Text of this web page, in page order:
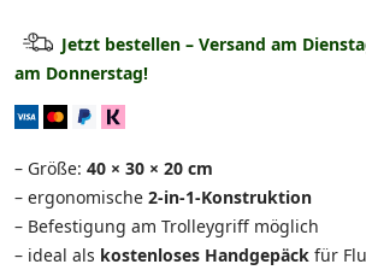
Jetzt bestellen – Versand am
am Donnerstag!
– Größe: 40 × 30 × 20 cm
– ergonomische 2-in-1-Konstruktion
– Befestigung am Trolleygriff möglich
– ideal als kostenloses Handgepäck für